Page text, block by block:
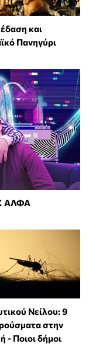
και
Πανηγύρι
ΑΛΦΑ
Νείλου: 9
στην
- Ποιοι δήμοι